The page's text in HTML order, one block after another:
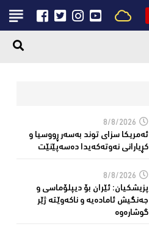
8/8/2026
ئەمریكا سزای توند بەسەر ڕووسیا و
كڕیارانی نەوتەكەیدا دەسەپێنێت
8/8/2026
پزیشكیان: ئێران بۆ دیپلۆماسی و
جەنگیش ئامادەیە و ناکەوێتە ژێر
گوشارەوە